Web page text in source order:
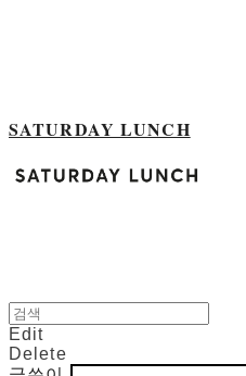
SATURDAY LUNCH
Edit
Delete